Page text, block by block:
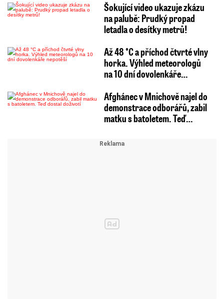
Šokující video ukazuje zkázu
na palubě: Prudký propad
letadla o desítky metrů!
Až 48 °C a příchod čtvrté vlny
horka. Výhled meteorologů
na 10 dní dovolenkáře…
Afghánec v Mnichově najel do
demonstrace odborářů, zabil
matku s batoletem. Teď…